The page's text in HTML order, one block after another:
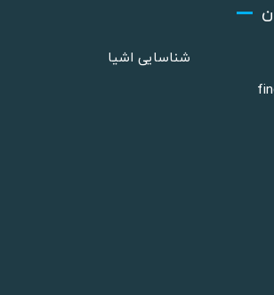
شناسایی اشیا